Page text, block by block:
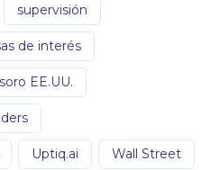
supervisión
de interés
EE.UU.
Uptiq.ai Wall Street